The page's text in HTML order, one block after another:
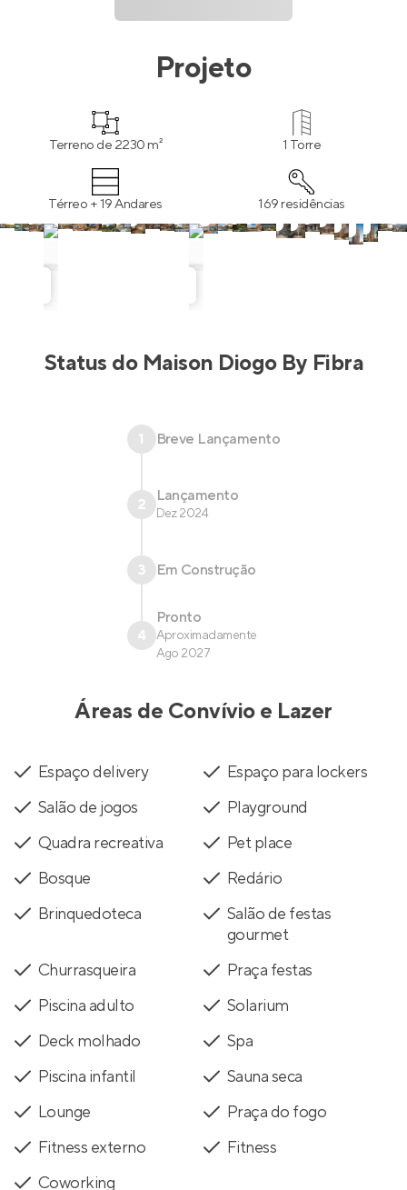
Projeto
Terreno de 2230 m² 1 Torre
Térreo + 19 Andares 169 residências
Status do Maison Diogo By Fibra
1 Breve Lançamento
2 Lançamento
Dez 2024
3 Em Construção
4
Pronto
Aproximadamente
Ago 2027
Áreas de Convívio e Lazer
Espaço delivery
Espaço para lockers
Salão de jogos
Playground
Quadra recreativa
Pet place
Bosque
Redário
Brinquedoteca
Salão de festas
gourmet
Churrasqueira
Praça festas
Piscina adulto
Solarium
Deck molhado
Spa
Piscina infantil
Sauna seca
Lounge
Praça do fogo
Fitness externo
Fitness
Coworking